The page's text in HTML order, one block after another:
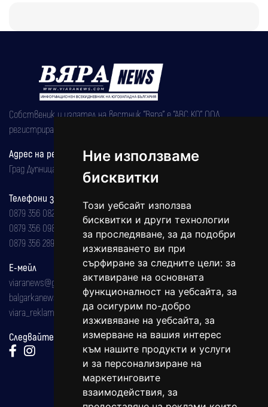
Ние използваме
бисквитки
Този уебсайт използва
бисквитки и други технологии
за проследяване, за да подобри
изживяването ви при
сърфиране за следните цели: за
активиране на основната
функционалност на уебсайта, за
да осигурим по-добро
изживяване на уебсайта, за
измерване на вашия интерес
към нашите продукти и услуги
и за персонализиране на
маркетинговите
взаимодействия, за
Собственик и издател на вестник "Вяра" е "АВС КО" ООД,
регистрирана на 08.05.2002 година.
Адрес на редакцията
Град Дупница, ул.''Христо Ботев" 43
Телефони за реклама и абонаменти
0879 356 082
0879 356 098
0879 356 289
Е-мейл
viaranews@gmail.com
balgarkanews@gmail.com
viara_reklama@mail.bg
Следвайте ни: